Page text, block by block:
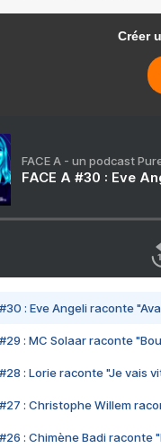
Créer
FACE A - un podcast
FACE A #30 : Eve
#30 : Eve Angeli raconte
#29 : MC Solaar raconte
#28 : Lorie raconte "Je vais
#27 : Christophe Willem
#26 : Chimène Badi raconte